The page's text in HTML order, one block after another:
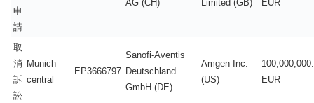
申
請
AG (CH)
Limited (GB)
EUR
取
消
訴
訟
Munich
central
EP3666797
Sanofi-Aventis
Deutschland
GmbH (DE)
Amgen Inc.
(US)
EUR